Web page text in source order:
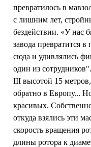
превратилось в
с лишним лет,
бездействии. «У нас
завода превратится
сюда и удивлялись
один из
III высотой 15
обратно в Европу...
красивых.
откуда взялись эти
скорость вращения
длины ротора к